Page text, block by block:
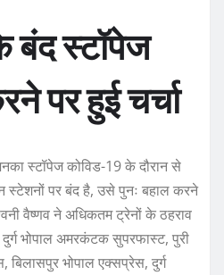
बंद स्टॉपेज
पर हुई चर्चा
स्टॉपेज कोविड-19 के दौरान से
स्टेशनों पर बंद है, उसे पुनः बहाल करने
वैष्णव ने अधिकतम ट्रेनों के ठहराव
भोपाल अमरकंटक सुपरफास्ट, पुरी
बिलासपुर भोपाल एक्सप्रेस, दुर्ग